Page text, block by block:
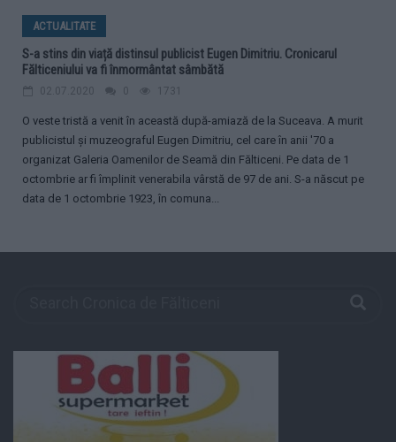
ACTUALITATE
S-a stins din viață distinsul publicist Eugen Dimitriu. Cronicarul
Fălticeniului va fi înmormântat sâmbătă
02.07.2020 0 1731
O veste tristă a venit în această după-amiază de la Suceava. A murit
publicistul și muzeograful Eugen Dimitriu, cel care în anii '70 a
organizat Galeria Oamenilor de Seamă din Fălticeni. Pe data de 1
octombrie ar fi împlinit venerabila vârstă de 97 de ani. S-a născut pe
data de 1 octombrie 1923, în comuna...